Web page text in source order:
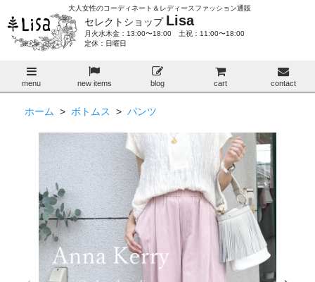
大人女性のコーディネート＆レディースファッション通販
セレクトショップ Lisa
月火水木金：13:00〜18:00 土祝：11:00〜18:00
定休：日曜日
menu new items blog cart contact
ホーム > ボトムス > パンツ